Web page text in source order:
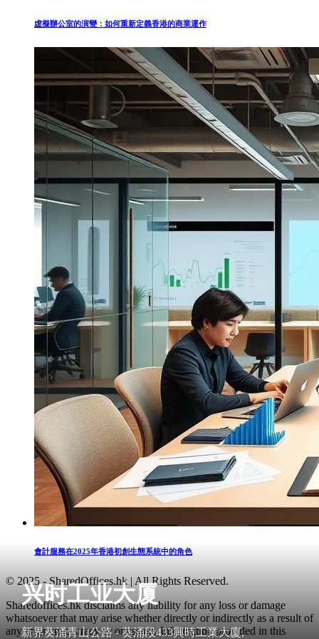
兴时工业大厦
新界葵涌青山公路 - 葵涌段433興時工業大廈,
虛擬辦公室的演變：如何重新定義香港的商業運作
會計服務在2025年香港初創生態系統中的角色
© 2025 - SharedOffices.hk | All Rights Reserved.
Sharedoffices.hk disclaims any liability for any loss or damage
whatsoever that may arise whether directly or indirectly as a result of
any error, inaccuracy or omission. Information provided in this